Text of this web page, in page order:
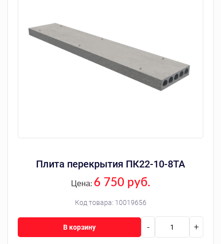
Плита перекрытия ПК22-10-8ТА
Код товара: 10019656
Цена: 6 750 руб.
- +
В корзину